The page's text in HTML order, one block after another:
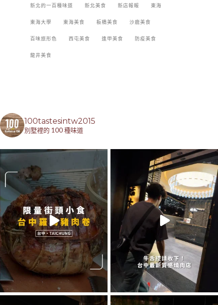
新北的一百種味道 新北美食 新店報報 東海
東海大學 東海美食 板橋美食 沙鹿美食
百味旅形色 西屯美食 逢甲美食 防疫美食
龍井美食
100tastesintw2015
別墅裡的 100 種味道